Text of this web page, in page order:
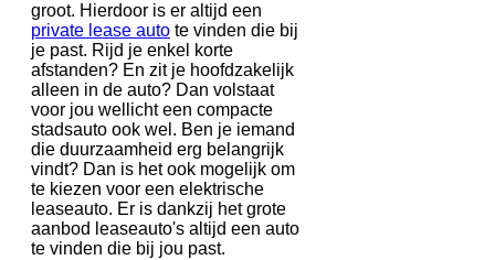
groot. Hierdoor is er altijd een
private lease auto te vinden die bij
je past. Rijd je enkel korte
afstanden? En zit je hoofdzakelijk
alleen in de auto? Dan volstaat
voor jou wellicht een compacte
stadsauto ook wel. Ben je iemand
die duurzaamheid erg belangrijk
vindt? Dan is het ook mogelijk om
te kiezen voor een elektrische
leaseauto. Er is dankzij het grote
aanbod leaseauto's altijd een auto
te vinden die bij jou past.